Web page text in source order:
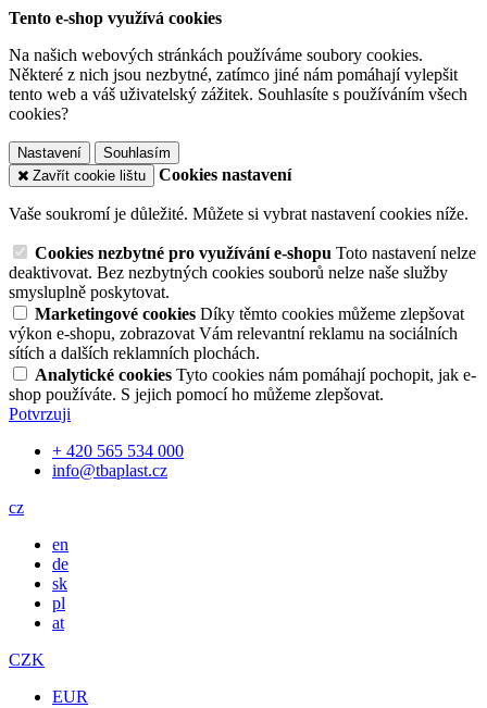
Tento e-shop využívá cookies
Na našich webových stránkách používáme soubory cookies.
Některé z nich jsou nezbytné, zatímco jiné nám pomáhají vylepšit
tento web a váš uživatelský zážitek. Souhlasíte s používáním všech
cookies?
Nastavení
Souhlasím
Zavřít cookie lištu
Cookies nastavení
Vaše soukromí je důležité. Můžete si vybrat nastavení cookies níže.
Cookies nezbytné pro využívání e-shopu Toto nastavení nelze
deaktivovat. Bez nezbytných cookies souborů nelze naše služby
smysluplně poskytovat.
Marketingové cookies Díky těmto cookies můžeme zlepšovat
výkon e-shopu, zobrazovat Vám relevantní reklamu na sociálních
sítích a dalších reklamních plochách.
Analytické cookies Tyto cookies nám pomáhají pochopit, jak e-
shop používáte. S jejich pomocí ho můžeme zlepšovat.
Potvrzuji
+ 420 565 534 000
info@tbaplast.cz
cz
en
de
sk
pl
at
CZK
EUR